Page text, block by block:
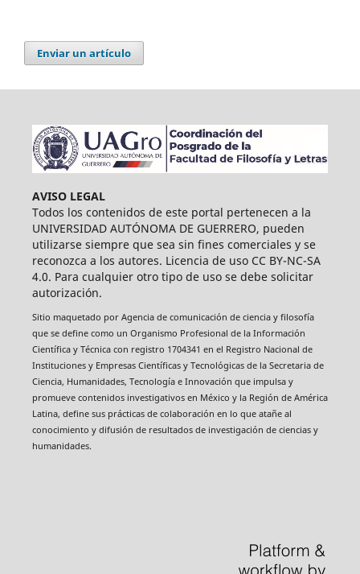
Enviar un artículo
AVISO LEGAL
Todos los contenidos de este portal pertenecen a la
UNIVERSIDAD AUTÓNOMA DE GUERRERO, pueden
utilizarse siempre que sea sin fines comerciales y se
reconozca a los autores. Licencia de uso CC BY-NC-SA
4.0. Para cualquier otro tipo de uso se debe solicitar
autorización.
Sitio maquetado por Agencia de comunicación de ciencia y filosofía
que se define como un Organismo Profesional de la Información
Científica y Técnica con registro 1704341 en el Registro Nacional de
Instituciones y Empresas Científicas y Tecnológicas de la Secretaria de
Ciencia, Humanidades, Tecnología e Innovación que impulsa y
promueve contenidos investigativos en México y la Región de América
Latina, define sus prácticas de colaboración en lo que atañe al
conocimiento y difusión de resultados de investigación de ciencias y
humanidades.